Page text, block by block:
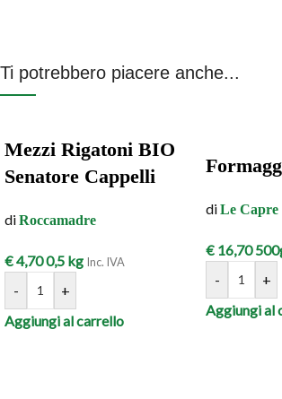
Ti potrebbero piacere anche...
Mezzi Rigatoni BIO
Senatore Cappelli
diRoccamadre
€4,700,5 kg Inc. IVA
-
+
Aggiungi al carrello
diLe Capre
€ 16,70
-
+
Aggiungi al